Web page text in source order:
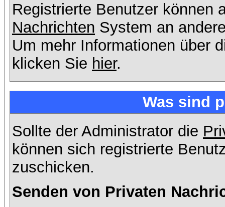
Registrierte Benutzer können
Nachrichten System an
Um mehr Informationen über
klicken Sie hier.
Was sind
Sollte der Administrator die
können sich registrierte
zuschicken.
Senden von Privaten